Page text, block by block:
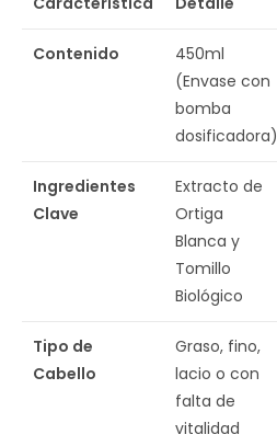
Contenido
450ml
(Envase con
bomba
dosificadora)
Ingredientes
Clave
Extracto de
Ortiga
Blanca y
Tomillo
Biológico
Tipo de
Cabello
Graso, fino,
lacio o con
falta de
vitalidad